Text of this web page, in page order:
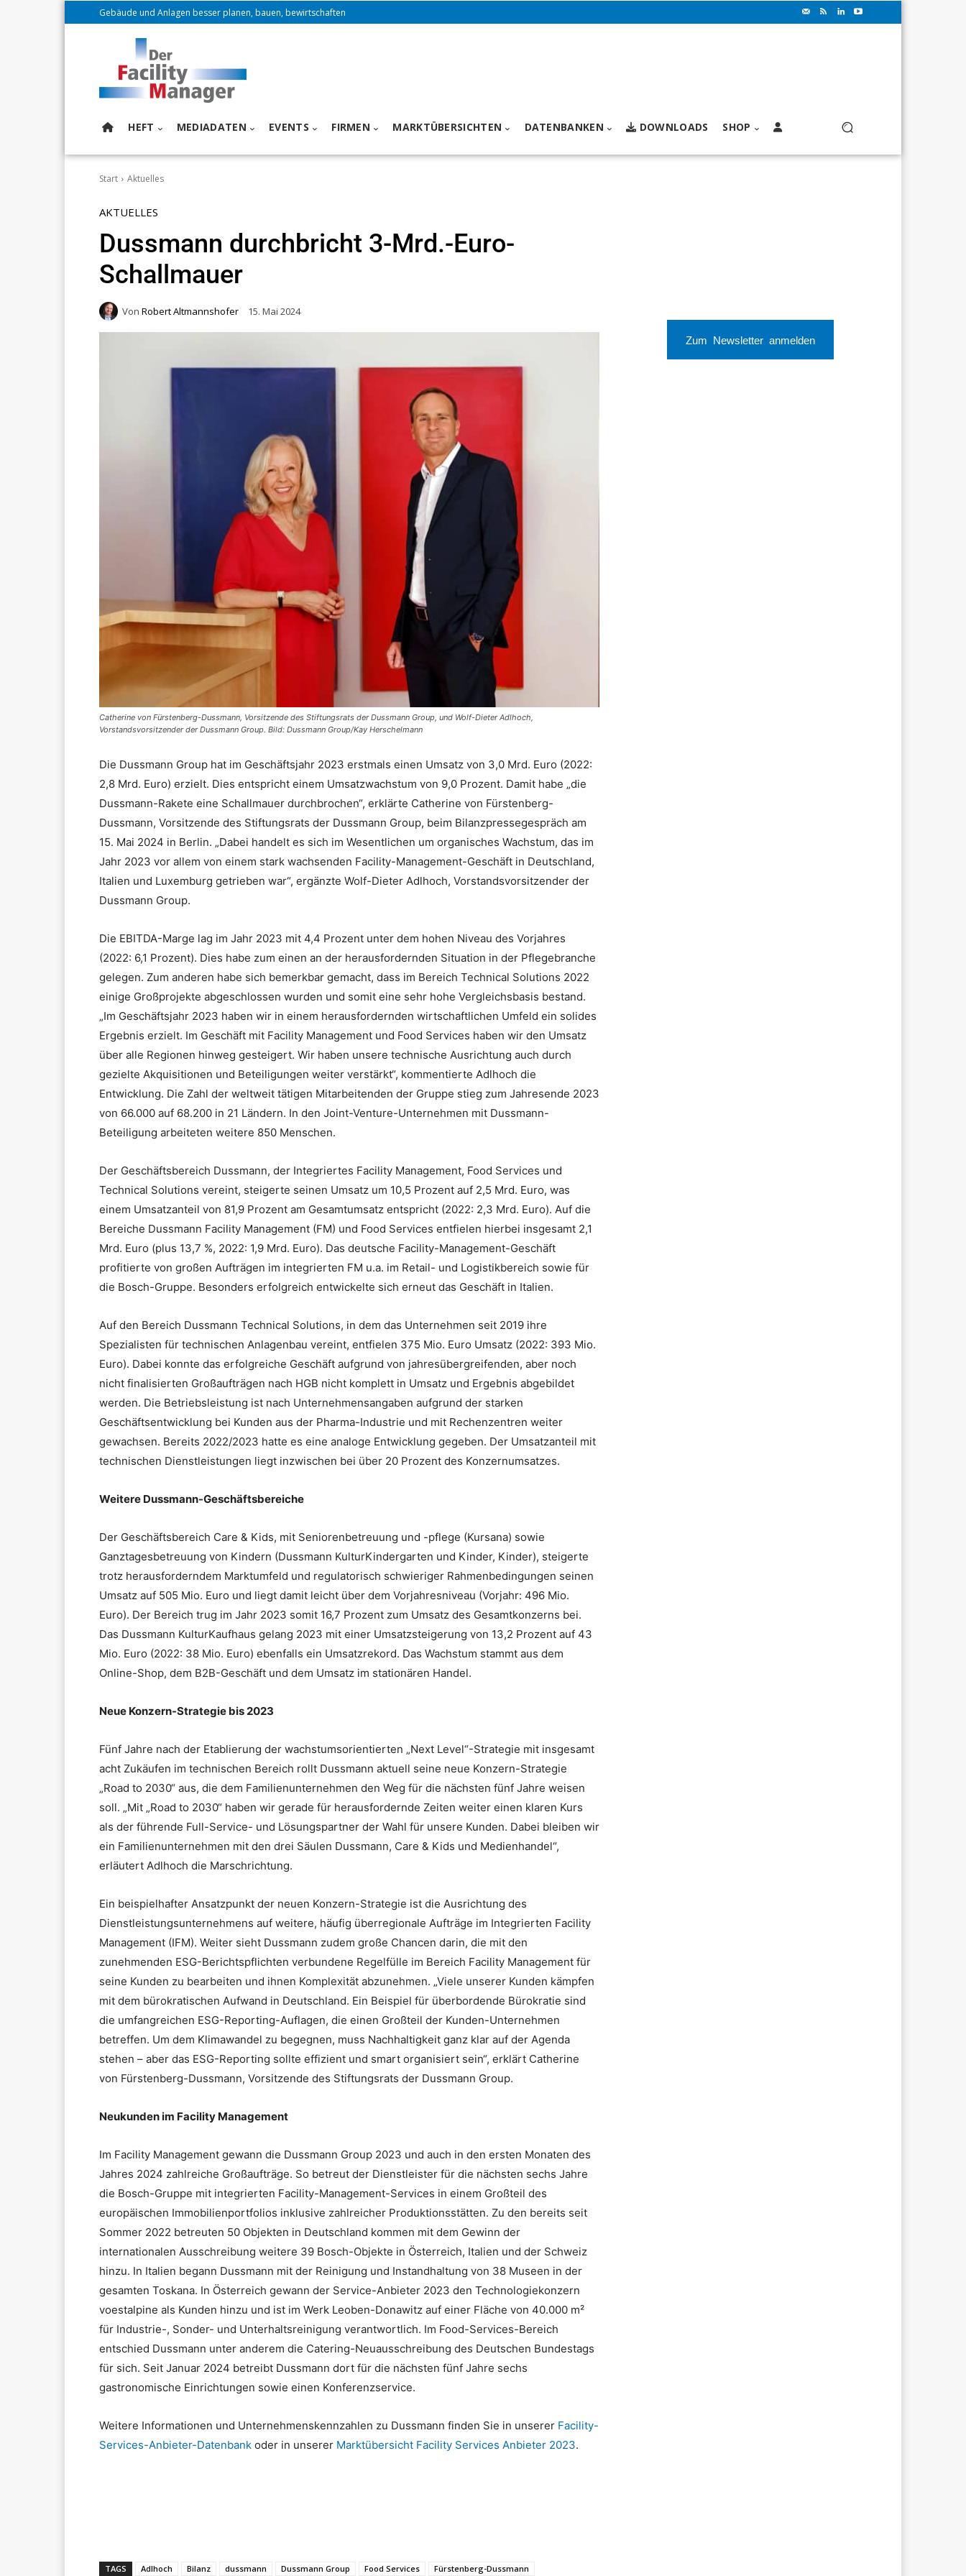
Gebäude und Anlagen besser planen, bauen, bewirtschaften
HEFT MEDIADATEN EVENTS FIRMEN MARKTÜBERSICHTEN DATENBANKEN DOWNLOADS SHOP
Start Aktuelles
AKTUELLES
Dussmann durchbricht 3-Mrd.-Euro-
Schallmauer
Von Robert Altmannshofer 15. Mai 2024
Catherine von Fürstenberg-Dussmann, Vorsitzende des Stiftungsrats der Dussmann Group, und Wolf-Dieter Adlhoch,
Vorstandsvorsitzender der Dussmann Group. Bild: Dussmann Group/Kay Herschelmann
Die Dussmann Group hat im Geschäftsjahr 2023 erstmals einen Umsatz von 3,0 Mrd. Euro (2022:
2,8 Mrd. Euro) erzielt. Dies entspricht einem Umsatzwachstum von 9,0 Prozent. Damit habe „die
Dussmann-Rakete eine Schallmauer durchbrochen“, erklärte Catherine von Fürstenberg-
Dussmann, Vorsitzende des Stiftungsrats der Dussmann Group, beim Bilanzpressegespräch am
15. Mai 2024 in Berlin. „Dabei handelt es sich im Wesentlichen um organisches Wachstum, das im
Jahr 2023 vor allem von einem stark wachsenden Facility-Management-Geschäft in Deutschland,
Italien und Luxemburg getrieben war“, ergänzte Wolf-Dieter Adlhoch, Vorstandsvorsitzender der
Dussmann Group.
Die EBITDA-Marge lag im Jahr 2023 mit 4,4 Prozent unter dem hohen Niveau des Vorjahres
(2022: 6,1 Prozent). Dies habe zum einen an der herausfordernden Situation in der Pflegebranche
gelegen. Zum anderen habe sich bemerkbar gemacht, dass im Bereich Technical Solutions 2022
einige Großprojekte abgeschlossen wurden und somit eine sehr hohe Vergleichsbasis bestand.
„Im Geschäftsjahr 2023 haben wir in einem herausfordernden wirtschaftlichen Umfeld ein solides
Ergebnis erzielt. Im Geschäft mit Facility Management und Food Services haben wir den Umsatz
über alle Regionen hinweg gesteigert. Wir haben unsere technische Ausrichtung auch durch
gezielte Akquisitionen und Beteiligungen weiter verstärkt“, kommentierte Adlhoch die
Entwicklung. Die Zahl der weltweit tätigen Mitarbeitenden der Gruppe stieg zum Jahresende 2023
von 66.000 auf 68.200 in 21 Ländern. In den Joint-Venture-Unternehmen mit Dussmann-
Beteiligung arbeiteten weitere 850 Menschen.
Der Geschäftsbereich Dussmann, der Integriertes Facility Management, Food Services und
Technical Solutions vereint, steigerte seinen Umsatz um 10,5 Prozent auf 2,5 Mrd. Euro, was
einem Umsatzanteil von 81,9 Prozent am Gesamtumsatz entspricht (2022: 2,3 Mrd. Euro). Auf die
Bereiche Dussmann Facility Management (FM) und Food Services entfielen hierbei insgesamt 2,1
Mrd. Euro (plus 13,7 %, 2022: 1,9 Mrd. Euro). Das deutsche Facility-Management-Geschäft
profitierte von großen Aufträgen im integrierten FM u.a. im Retail- und Logistikbereich sowie für
die Bosch-Gruppe. Besonders erfolgreich entwickelte sich erneut das Geschäft in Italien.
Auf den Bereich Dussmann Technical Solutions, in dem das Unternehmen seit 2019 ihre
Spezialisten für technischen Anlagenbau vereint, entfielen 375 Mio. Euro Umsatz (2022: 393 Mio.
Euro). Dabei konnte das erfolgreiche Geschäft aufgrund von jahresübergreifenden, aber noch
nicht finalisierten Großaufträgen nach HGB nicht komplett in Umsatz und Ergebnis abgebildet
werden. Die Betriebsleistung ist nach Unternehmensangaben aufgrund der starken
Geschäftsentwicklung bei Kunden aus der Pharma-Industrie und mit Rechenzentren weiter
gewachsen. Bereits 2022/2023 hatte es eine analoge Entwicklung gegeben. Der Umsatzanteil mit
technischen Dienstleistungen liegt inzwischen bei über 20 Prozent des Konzernumsatzes.
Weitere Dussmann-Geschäftsbereiche
Der Geschäftsbereich Care & Kids, mit Seniorenbetreuung und -pflege (Kursana) sowie
Ganztagesbetreuung von Kindern (Dussmann KulturKindergarten und Kinder, Kinder), steigerte
trotz herausforderndem Marktumfeld und regulatorisch schwieriger Rahmenbedingungen seinen
Umsatz auf 505 Mio. Euro und liegt damit leicht über dem Vorjahresniveau (Vorjahr: 496 Mio.
Euro). Der Bereich trug im Jahr 2023 somit 16,7 Prozent zum Umsatz des Gesamtkonzerns bei.
Das Dussmann KulturKaufhaus gelang 2023 mit einer Umsatzsteigerung von 13,2 Prozent auf 43
Mio. Euro (2022: 38 Mio. Euro) ebenfalls ein Umsatzrekord. Das Wachstum stammt aus dem
Online-Shop, dem B2B-Geschäft und dem Umsatz im stationären Handel.
Neue Konzern-Strategie bis 2023
Fünf Jahre nach der Etablierung der wachstumsorientierten „Next Level“-Strategie mit insgesamt
acht Zukäufen im technischen Bereich rollt Dussmann aktuell seine neue Konzern-Strategie
„Road to 2030“ aus, die dem Familienunternehmen den Weg für die nächsten fünf Jahre weisen
soll. „Mit „Road to 2030“ haben wir gerade für herausfordernde Zeiten weiter einen klaren Kurs
als der führende Full-Service- und Lösungspartner der Wahl für unsere Kunden. Dabei bleiben wir
ein Familienunternehmen mit den drei Säulen Dussmann, Care & Kids und Medienhandel“,
erläutert Adlhoch die Marschrichtung.
Ein beispielhafter Ansatzpunkt der neuen Konzern-Strategie ist die Ausrichtung des
Dienstleistungsunternehmens auf weitere, häufig überregionale Aufträge im Integrierten Facility
Management (IFM). Weiter sieht Dussmann zudem große Chancen darin, die mit den
zunehmenden ESG-Berichtspflichten verbundene Regelfülle im Bereich Facility Management für
seine Kunden zu bearbeiten und ihnen Komplexität abzunehmen. „Viele unserer Kunden kämpfen
mit dem bürokratischen Aufwand in Deutschland. Ein Beispiel für überbordende Bürokratie sind
die umfangreichen ESG-Reporting-Auflagen, die einen Großteil der Kunden-Unternehmen
betreffen. Um dem Klimawandel zu begegnen, muss Nachhaltigkeit ganz klar auf der Agenda
stehen – aber das ESG-Reporting sollte effizient und smart organisiert sein“, erklärt Catherine
von Fürstenberg-Dussmann, Vorsitzende des Stiftungsrats der Dussmann Group.
Neukunden im Facility Management
Im Facility Management gewann die Dussmann Group 2023 und auch in den ersten Monaten des
Jahres 2024 zahlreiche Großaufträge. So betreut der Dienstleister für die nächsten sechs Jahre
die Bosch-Gruppe mit integrierten Facility-Management-Services in einem Großteil des
europäischen Immobilienportfolios inklusive zahlreicher Produktionsstätten. Zu den bereits seit
Sommer 2022 betreuten 50 Objekten in Deutschland kommen mit dem Gewinn der
internationalen Ausschreibung weitere 39 Bosch-Objekte in Österreich, Italien und der Schweiz
hinzu. In Italien begann Dussmann mit der Reinigung und Instandhaltung von 38 Museen in der
gesamten Toskana. In Österreich gewann der Service-Anbieter 2023 den Technologiekonzern
voestalpine als Kunden hinzu und ist im Werk Leoben-Donawitz auf einer Fläche von 40.000 m²
für Industrie-, Sonder- und Unterhaltsreinigung verantwortlich. Im Food-Services-Bereich
entschied Dussmann unter anderem die Catering-Neuausschreibung des Deutschen Bundestags
für sich. Seit Januar 2024 betreibt Dussmann dort für die nächsten fünf Jahre sechs
gastronomische Einrichtungen sowie einen Konferenzservice.
Weitere Informationen und Unternehmenskennzahlen zu Dussmann finden Sie in unserer Facility-
Services-Anbieter-Datenbank oder in unserer Marktübersicht Facility Services Anbieter 2023.
TAGS Adlhoch Bilanz dussmann Dussmann Group Food Services Fürstenberg-Dussmann
Zum Newsletter anmelden